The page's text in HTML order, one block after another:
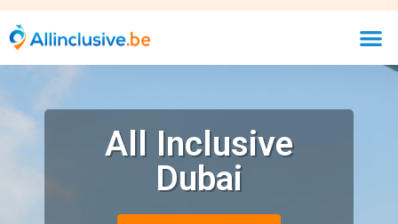
Selecteer een optie
Beoordelingen